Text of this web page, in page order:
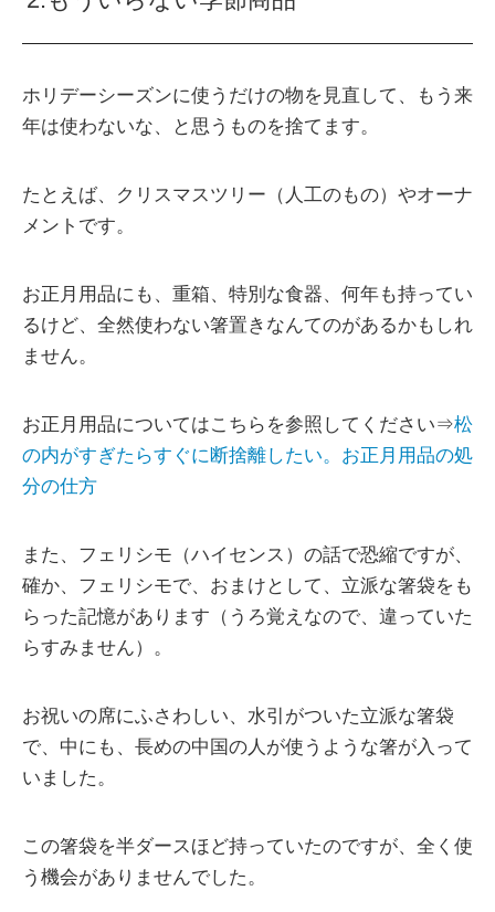
ホリデーシーズンに使うだけの物を見直して、もう来
年は使わないな、と思うものを捨てます。
たとえば、クリスマスツリー（人工のもの）やオーナ
メントです。
お正月用品にも、重箱、特別な食器、何年も持ってい
るけど、全然使わない箸置きなんてのがあるかもしれ
ません。
お正月用品についてはこちらを参照してください⇒松
の内がすぎたらすぐに断捨離したい。お正月用品の処
分の仕方
また、フェリシモ（ハイセンス）の話で恐縮ですが、
確か、フェリシモで、おまけとして、立派な箸袋をも
らった記憶があります（うろ覚えなので、違っていた
らすみません）。
お祝いの席にふさわしい、水引がついた立派な箸袋
で、中にも、長めの中国の人が使うような箸が入って
いました。
この箸袋を半ダースほど持っていたのですが、全く使
う機会がありませんでした。